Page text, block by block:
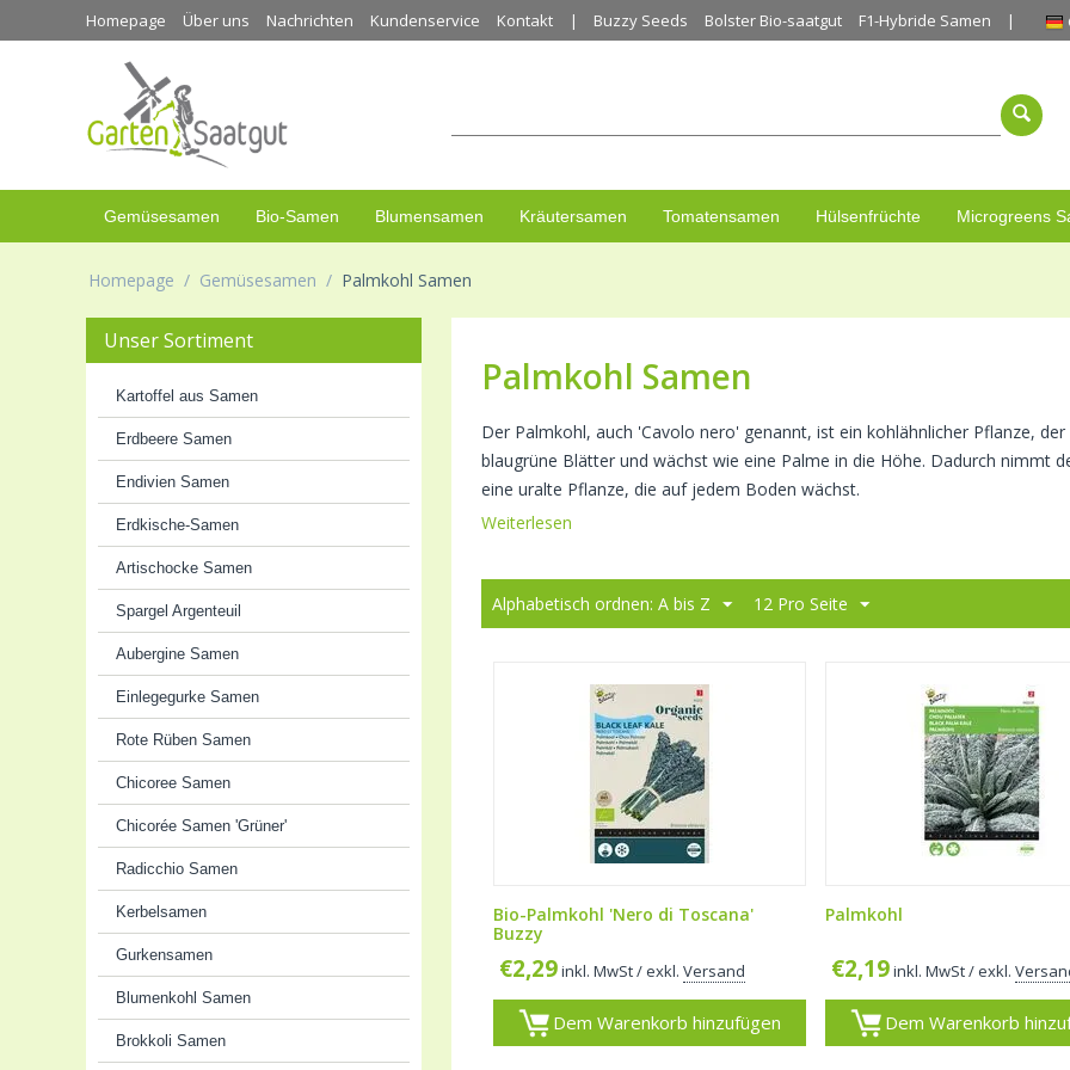
Homepage Über uns Nachrichten Kundenservice Kontakt Buzzy Seeds Bolster Bio-saatgut F1-Hybride Samen
Gemüsesamen Bio-Samen Blumensamen Kräutersamen Tomatensamen Hülsenfrüchte Microgreens
Homepage / Gemüsesamen / Palmkohl Samen
Unser Sortiment
Kartoffel aus Samen
Erdbeere Samen
Endivien Samen
Erdkische-Samen
Artischocke Samen
Spargel Argenteuil
Aubergine Samen
Einlegegurke Samen
Rote Rüben Samen
Chicoree Samen
Chicorée Samen 'Grüner'
Radicchio Samen
Kerbelsamen
Gurkensamen
Blumenkohl Samen
Brokkoli Samen
Palmkohl Samen
Der Palmkohl, auch 'Cavolo nero' genannt, ist ein kohlähnlicher Pflanze,
blaugrüne Blätter und wächst wie eine Palme in die Höhe. Dadurch nimmt
eine uralte Pflanze, die auf jedem Boden wächst.
Weiterlesen
Alphabetisch ordnen: A bis Z 12 Pro Seite
Bio-Palmkohl 'Nero di Toscana'
Buzzy
€2,29inkl. MwSt/ exkl.Versand
Dem Warenkorb hinzufügen
Palmkohl
€2,19inkl. MwSt/ exkl.
Dem Warenkorb